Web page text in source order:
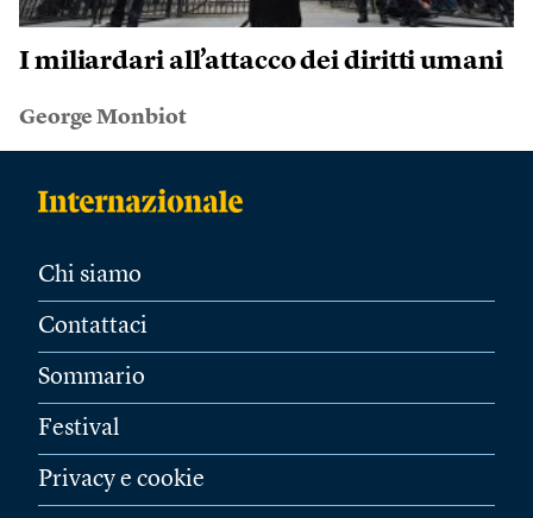
I miliardari all’attacco dei diritti umani
George Monbiot
Chi siamo
Contattaci
Sommario
Festival
Privacy e cookie